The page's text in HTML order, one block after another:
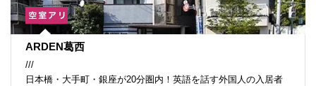
ARDEN葛西
///
日本橋・大手町・銀座が20分圏内！英語を話す外国人の入居者